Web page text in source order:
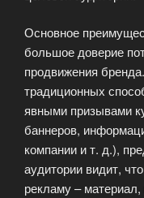
Основное
большое доверие
продвижения
традиционных
явными призывами
баннеров,
компании и т. д.),
аудитории видит,
рекламу – материал,